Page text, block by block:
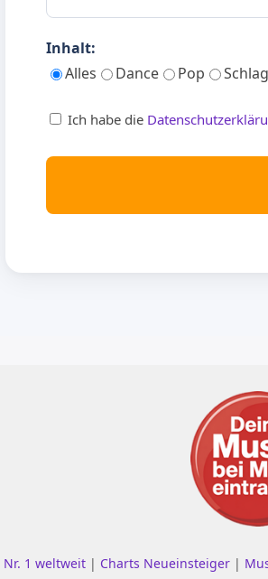
Inhalt:
Alles
Dance Pop
Ich habe die
Nr. 1 weltweit | Charts Neueinsteiger |